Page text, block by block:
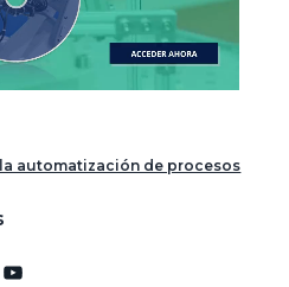
automatización de procesos